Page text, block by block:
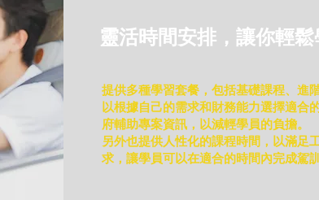
靈活時間安排，讓你輕鬆
提供多種學習套餐，包括基礎課程、進
以根據自己的需求和財務能力選擇適合
府輔助專案資訊，以減輕學員的負擔。
另外也提供人性化的課程時間，以滿足
求，讓學員可以在適合的時間內完成駕